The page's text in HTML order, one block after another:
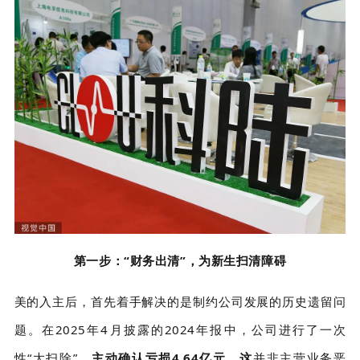
第一步：“财务出清”，为新生扫清障碍
美的入主后，首先着手解决的是制约公司发展的历史遗留问
题。在2025年4月披露的2024年报中，公司进行了一次